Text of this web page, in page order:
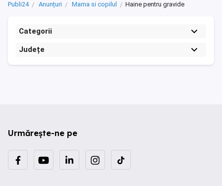
Publi24 Anunțuri Mama si copilul Haine pentru gravide
Categorii
Județe
Urmărește-ne pe